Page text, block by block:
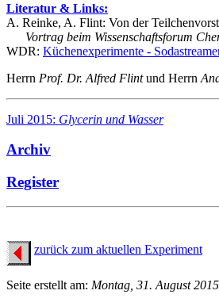
Literatur & Links:
A. Reinke, A. Flint: Von der
Vortrag beim Wissenschaftsforum
WDR: Küchenexperimente -
Herrn Prof. Dr. Alfred Flintund Herrn
Juli 2015: Glycerin und Wasser
Archiv
Register
zurück zum aktuellen Experiment
Seite erstellt am: Montag, 31. August 2015,